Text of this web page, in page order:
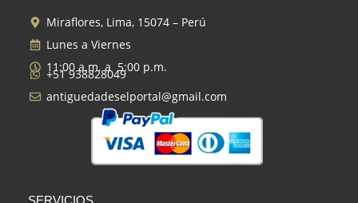
Miraflores, Lima, 15074 – Perú
Lunes a Viernes
11:00 a.m. a 5:00 p.m.
+51 938828049
antiguedadeselportal@gmail.com